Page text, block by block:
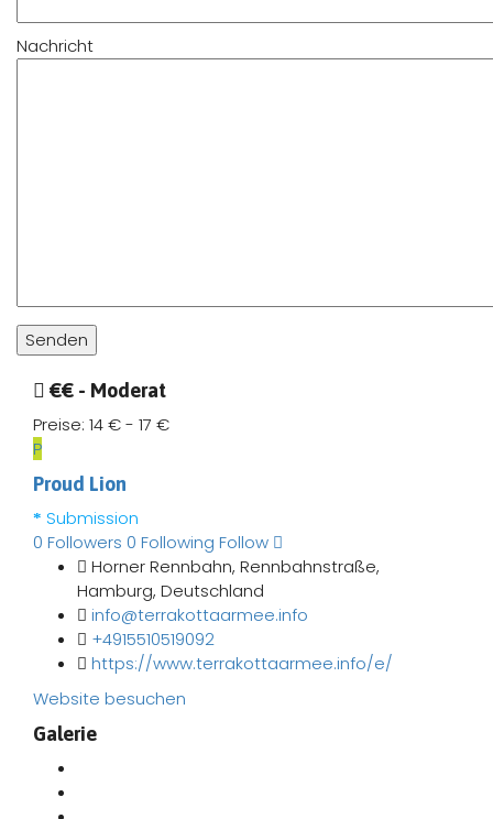
Nachricht
€€ - Moderat
Preise: 14 € - 17 €
P
Proud Lion
Submission
0 Followers 0 Following Follow
Horner Rennbahn, Rennbahnstraße,
Hamburg, Deutschland
info@terrakottaarmee.info
+4915510519092
https://www.terrakottaarmee.info/e/
Website besuchen
Galerie